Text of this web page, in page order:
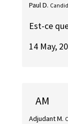
Paul D.
Est-ce
14 May,
AM
Adjudant M.